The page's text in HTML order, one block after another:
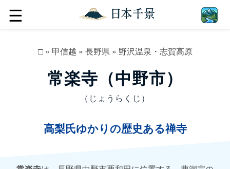
☰
□» 甲信越 » 長野県» 野沢温泉・志賀高原
常楽寺（中野市）
（じょうらくじ）
高梨氏ゆかりの歴史ある禅寺